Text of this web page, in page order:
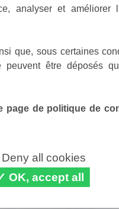
analyser et améliorer
que, sous certaines
être déposés
de politique de
Deny all cookies
OK, accept all